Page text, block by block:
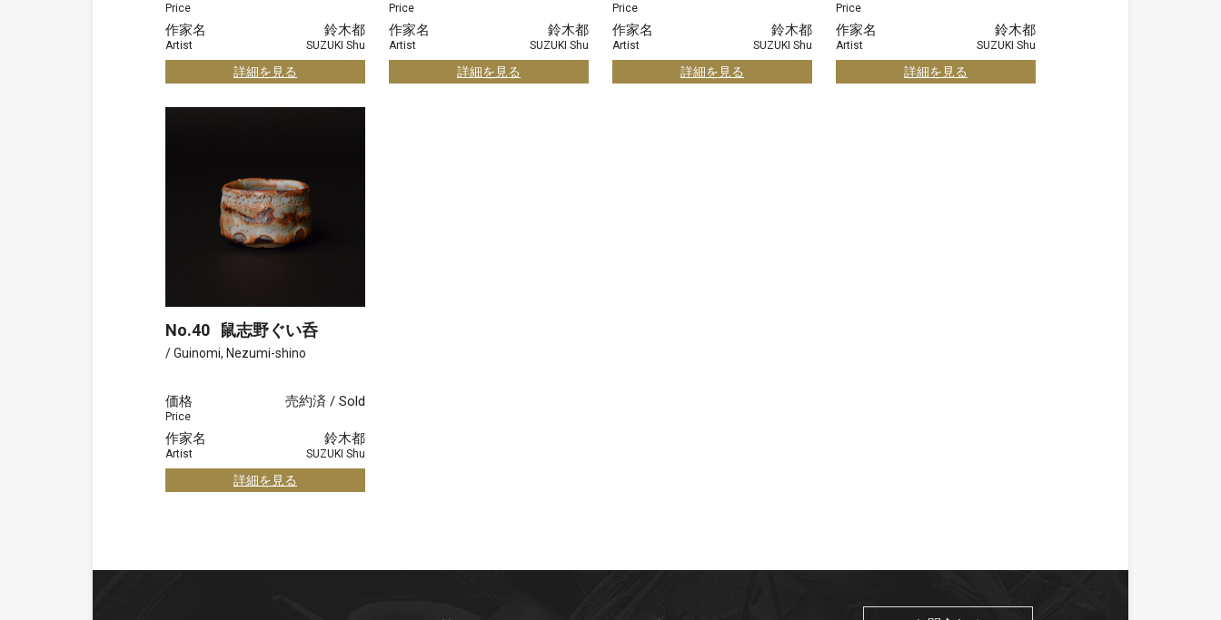
Price
作家名
Artist
鈴木都
SUZUKI Shu
詳細を見る
Price
作家名
Artist
鈴木都
SUZUKI Shu
詳細を見る
Price
作家名
Artist
鈴木都
SUZUKI Shu
詳細を見る
Price
作家名
Artist
鈴木都
SUZUKI Shu
詳細を見る
No.40 鼠志野ぐい呑
/ Guinomi, Nezumi-shino
価格
Price
売約済 / Sold
作家名
Artist
鈴木都
SUZUKI Shu
詳細を見る